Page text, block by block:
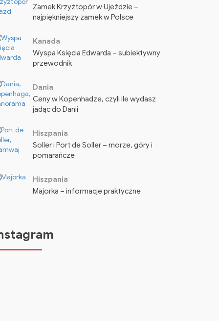
Zamek Krzyżtopór w Ujeździe –
najpiękniejszy zamek w Polsce
Kanada
Wyspa Księcia Edwarda – subiektywny
przewodnik
Dania
Ceny w Kopenhadze, czyli ile wydasz
jadąc do Danii
Hiszpania
Soller i Port de Soller – morze, góry i
pomarańcze
Hiszpania
Majorka – informacje praktyczne